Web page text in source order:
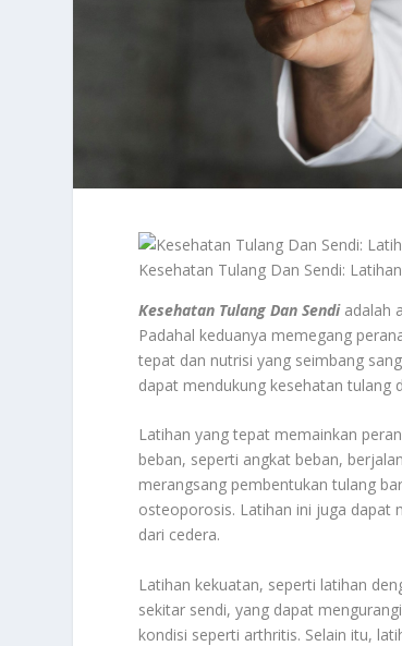
Kesehatan Tulang Dan Sendi:
Kesehatan Tulang Dan Sendiadalah
Padahal keduanya memegang
tepat dan nutrisi yang seimbang
dapat mendukung kesehatan tulang
Latihan yang tepat memainkan
beban, seperti angkat beban,
merangsang pembentukan tulang
osteoporosis. Latihan ini juga dapat
dari cedera.
Latihan kekuatan, seperti latihan
sekitar sendi, yang dapat
kondisi seperti arthritis. Selain itu,